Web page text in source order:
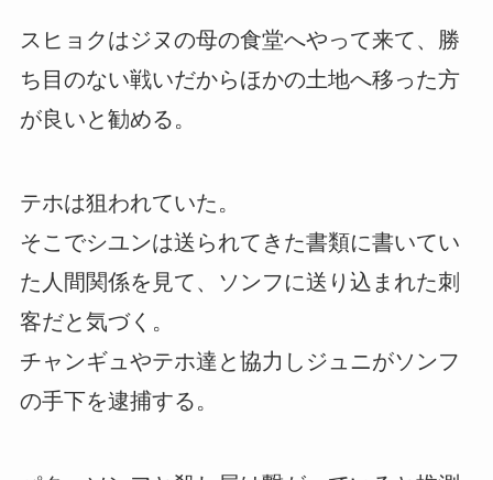
スヒョクはジヌの母の食堂へやって来て、勝
ち目のない戦いだからほかの土地へ移った方
が良いと勧める。
テホは狙われていた。
そこでシユンは送られてきた書類に書いてい
た人間関係を見て、ソンフに送り込まれた刺
客だと気づく。
チャンギュやテホ達と協力しジュニがソンフ
の手下を逮捕する。